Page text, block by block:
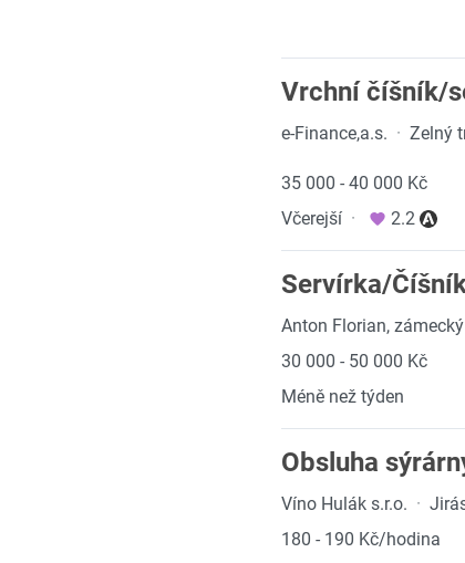
Vrchní číšník/
e-Finance,a.s. · Zelný
35 000 - 40 000 Kč
Včerejší · 2.2
Servírka/
Anton Florian,
30 000 - 50 000 Kč
Méně než týden
Obsluha
Víno Hulák s.r.o. ·
180 - 190 Kč/hodina